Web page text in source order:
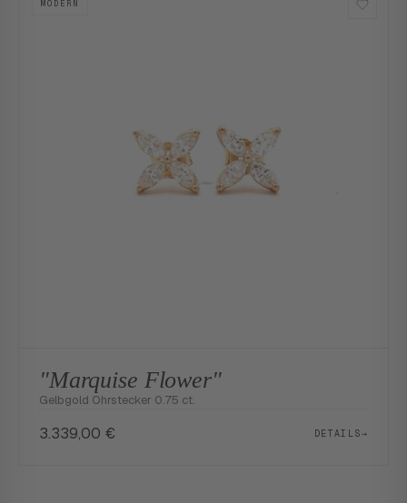
MODERN
"Marquise Flower"
Gelbgold Ohrstecker 0.75 ct.
3.339,00 € DETAILS→